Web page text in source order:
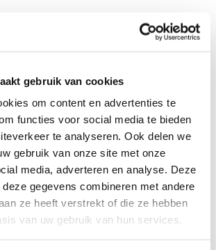
gebruik van cookies
om content en advertenties te
functies voor social media te bieden
te analyseren. Ook delen we
gebruik van onze site met onze
media, adverteren en analyse. Deze
gegevens combineren met andere
ze heeft verstrekt of die ze hebben
van uw gebruik van hun services.
bij de bevalling. Wij
nauw samen met
Dat betekent dat er altijd een
bij jou in de buurt woont.
houden wij de